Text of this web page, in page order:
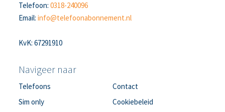
Telefoon:0318-240096
Email:info@telefoonabonnement.nl
KvK: 67291910
Navigeer naar
Telefoons
Sim only
Contact
Cookiebeleid